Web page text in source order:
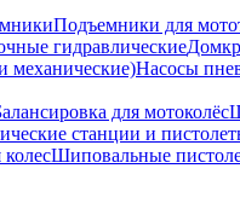
Подъемники для
гидравлические
механические)Насосы
для мотоколёс
станции и
Шиповальные